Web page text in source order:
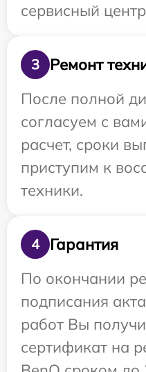
сервисный
3
Ремонт
После полной
согласуем с
расчет, сроки
приступим к
техники.
4
Гарантия
По окончании
подписания
работ Вы
сертификат на